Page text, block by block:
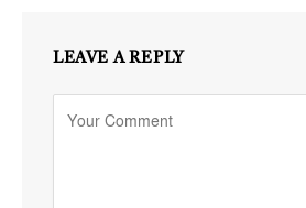
LEAVE A REPLY